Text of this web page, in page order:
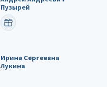
Пузырей
ПОЗДРАВИТЬ
Ирина Сергеевна
Лукина